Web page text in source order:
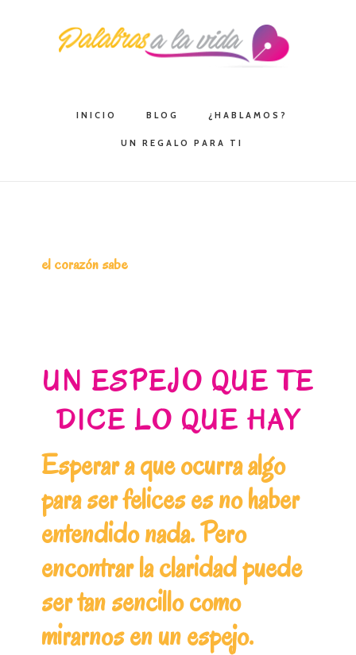
contenido
INICIO BLOG ¿HABLAMOS?
UN REGALO PARA TI
el corazón sabe
UN ESPEJO QUE TE
DICE LO QUE HAY
Esperar a que ocurra algo
para ser felices es no haber
entendido nada. Pero
encontrar la claridad puede
ser tan sencillo como
mirarnos en un espejo.